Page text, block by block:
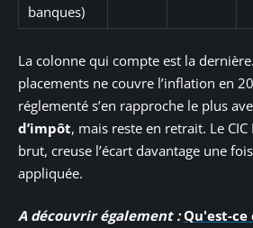
banques)
La colonne qui compte est la
placements ne couvre l’inflation en
réglementé s’en rapproche le plus
d’impôt, mais reste en retrait. Le
brut, creuse l’écart davantage une
appliquée.
A découvrir également : Qu'est-